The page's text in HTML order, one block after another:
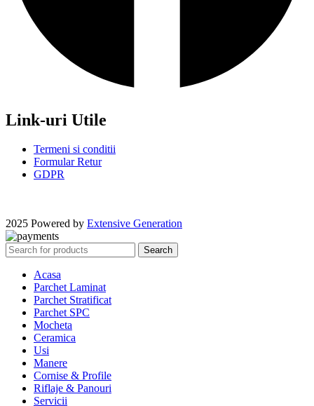
Link-uri Utile
Termeni si conditii
Formular Retur
GDPR
2025 Powered by Extensive Generation
Search
Acasa
Parchet Laminat
Parchet Stratificat
Parchet SPC
Mocheta
Ceramica
Usi
Manere
Cornise & Profile
Riflaje & Panouri
Servicii